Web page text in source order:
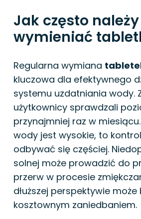
Jak często należy
wymieniać
Regularna wymiana
kluczowa dla efektywnego
systemu uzdatniania wody.
użytkownicy sprawdzali
przynajmniej raz w
wody jest wysokie, to
odbywać się częściej.
solnej może prowadzić do
przerw w procesie
dłuższej perspektywie może
kosztownym zaniedbaniem.